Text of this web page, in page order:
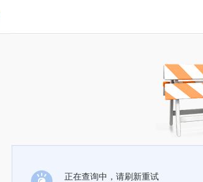
正在查询中，请刷新重试